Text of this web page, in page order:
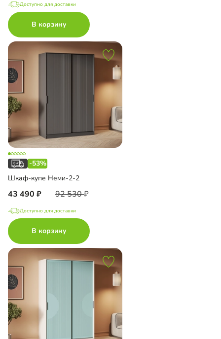
Доступно для доставки
В корзину
-53%
Шкаф-купе Неми-2-2
43 490 92 530
Доступно для доставки
В корзину